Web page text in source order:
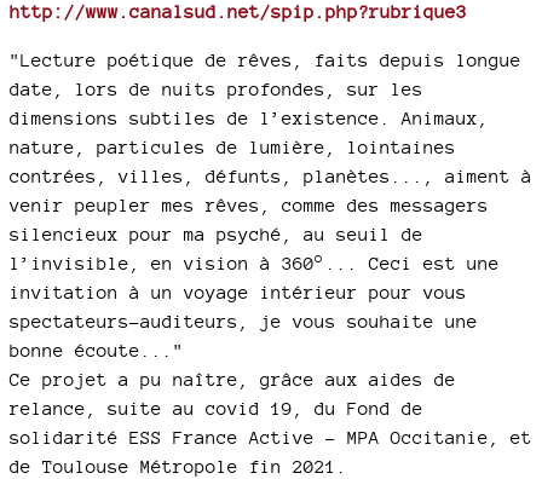
http://www.canalsud.net/spip.php?rubrique3
"Lecture poétique de rêves, faits depuis longue
date, lors de nuits profondes, sur les
dimensions subtiles de l’existence. Animaux,
nature, particules de lumière, lointaines
contrées, villes, défunts, planètes..., aiment à
venir peupler mes rêves, comme des messagers
silencieux pour ma psyché, au seuil de
l’invisible, en vision à 360°... Ceci est une
invitation à un voyage intérieur pour vous
spectateurs-auditeurs, je vous souhaite une
bonne écoute..."
Ce projet a pu naître, grâce aux aides de
relance, suite au covid 19, du Fond de
solidarité ESS France Active - MPA Occitanie, et
de Toulouse Métropole fin 2021.